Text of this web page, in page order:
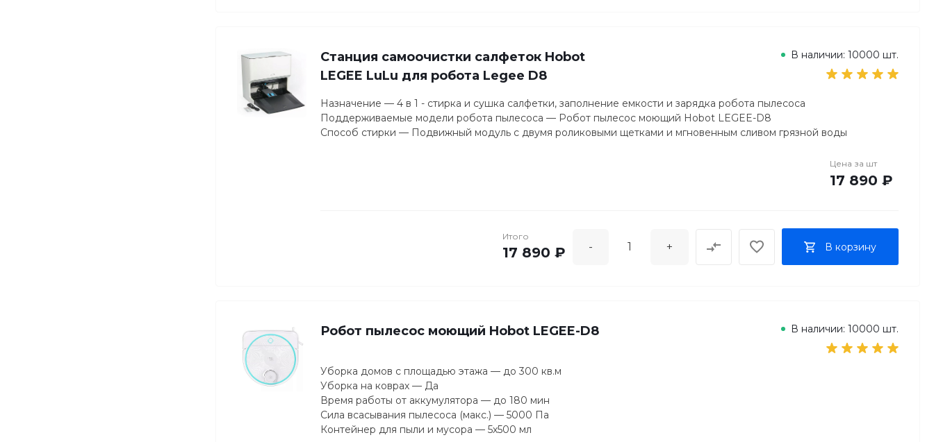
Станция самоочистки салфеток Hobot
LEGEE LuLu для робота Legee D8
В наличии: 10000 шт.
Назначение — 4 в 1 - стирка и сушка салфетки, заполнение емкости и зарядка робота пылесоса
Поддерживаемые модели робота пылесоса — Робот пылесос моющий Hobot LEGEE-D8
Способ стирки — Подвижный модуль с двумя роликовыми щетками и мгновенным сливом грязной воды
Цена за шт
17 890 ₽
Итого
17 890 ₽ - + В корзину
Робот пылесос моющий Hobot LEGEE-D8 В наличии: 10000 шт.
Уборка домов с площадью этажа — до 300 кв.м
Уборка на коврах — Да
Время работы от аккумулятора — до 180 мин
Сила всасывания пылесоса (макс.) — 5000 Па
Контейнер для пыли и мусора — 5х500 мл